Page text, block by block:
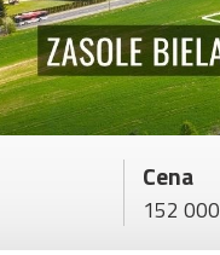
Cena
152 000